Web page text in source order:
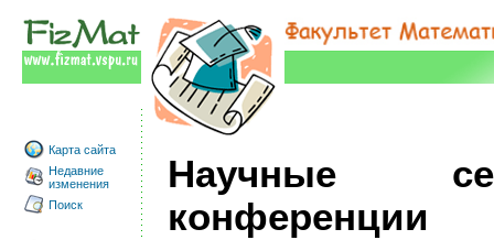
Карта сайта
Недавние
изменения
Поиск
Научные
конференции